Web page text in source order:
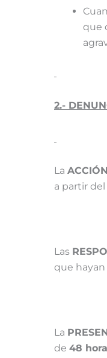
que
2.-
La ACCIÓN
a partir
Las
que
La
de 48